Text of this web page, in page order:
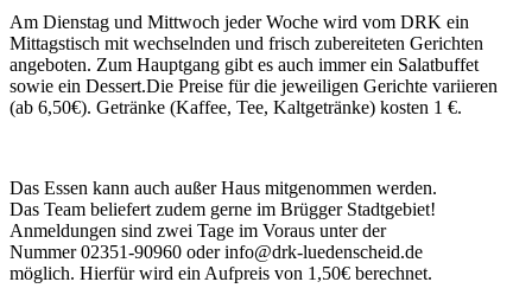
Am Dienstag und Mittwoch jeder Woche wird vom DRK ein
Mittagstisch mit wechselnden und frisch zubereiteten Gerichten
angeboten. Zum Hauptgang gibt es auch immer ein Salatbuffet
sowie ein Dessert.Die Preise für die jeweiligen Gerichte variieren
(ab 6,50€). Getränke (Kaffee, Tee, Kaltgetränke) kosten 1 €.
Das Essen kann auch außer Haus mitgenommen werden.
Das Team beliefert zudem gerne im Brügger Stadtgebiet!
Anmeldungen sind zwei Tage im Voraus unter der
Nummer 02351-90960 oder info@drk-luedenscheid.de
möglich. Hierfür wird ein Aufpreis von 1,50€ berechnet.